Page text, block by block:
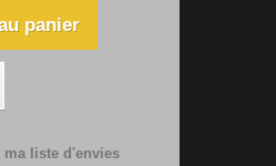
panier
ma liste d'envies